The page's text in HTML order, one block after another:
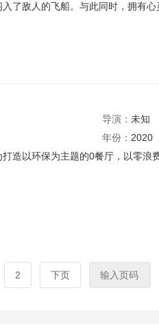
了敌人的飞船。与此同时，拥有
导演： 未知
年份： 2020
造以环保为主题的0餐厅，以零
2 下页